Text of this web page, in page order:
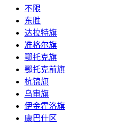
不限
东胜
达拉特旗
准格尔旗
鄂托克旗
鄂托克前旗
杭锦旗
乌审旗
伊金霍洛旗
康巴什区